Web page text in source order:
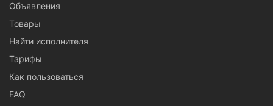
Объявления
Товары
Найти исполнителя
Тарифы
Как пользоваться
FAQ